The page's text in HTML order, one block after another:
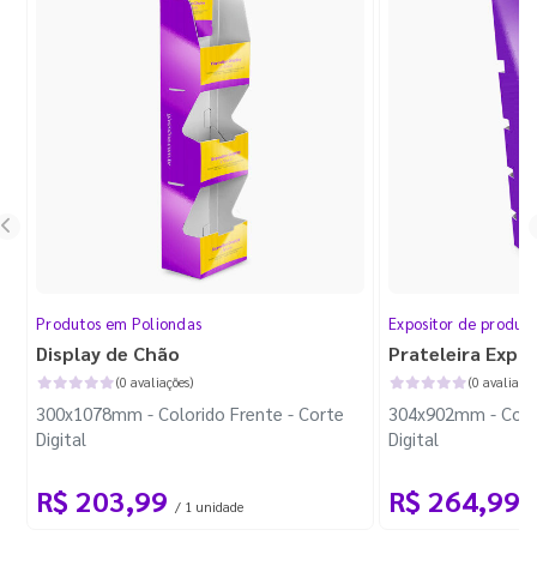
Produtos em Poliondas
Display de Chão
(0 avaliações)
300x1078mm - Colorido Frente - Corte
Digital
R$ 203,99 / 1 unidade
Expositor de
Prateleira
(0
304x902mm -
Digital
R$ 264,99